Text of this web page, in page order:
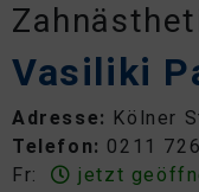
Vasiliki
Adresse: Kölner
Telefon: 0211
Fr:
jetzt